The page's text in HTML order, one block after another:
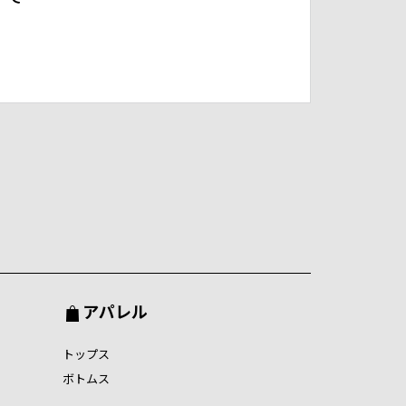
アパレル
トップス
ボトムス